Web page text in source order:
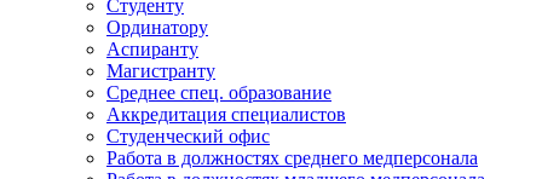
Студенту
Ординатору
Аспиранту
Магистранту
Среднее спец. образование
Аккредитация специалистов
Студенческий офис
Работа в должностях среднего медперсонала